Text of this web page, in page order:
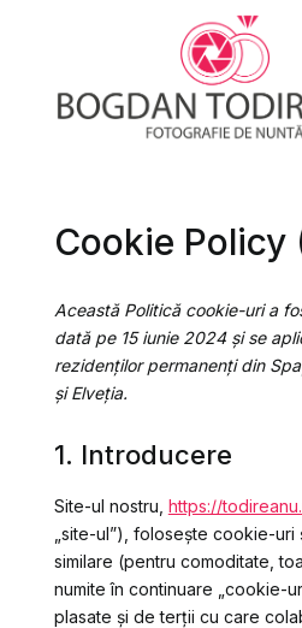
Cookie Policy
Această Politică cookie-uri a
dată pe 15 iunie 2024 și se
rezidenților permanenți din
și Elveția.
1. Introducere
Site-ul nostru, https://
„site-ul”), folosește cookie-uri
similare (pentru comoditate,
numite în continuare „cookie-
plasate și de terții cu care